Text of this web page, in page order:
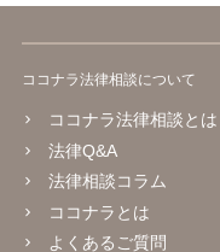
ココナラ法律相談について
ココナラ法律相談とは
法律Q&A
法律相談コラム
ココナラとは
よくあるご質問